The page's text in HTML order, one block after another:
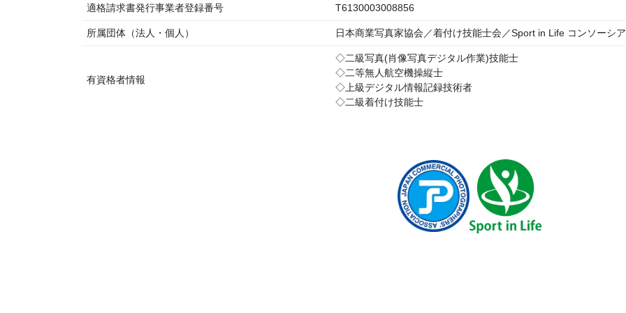
適格請求書発行事業者登録番号 T6130003008856
所属団体（法人・個人） 日本商業写真家協会／着付け技能士会／Sport in Life コンソーシ
有資格者情報
◇二級写真(肖像写真デジタル作業)技能士
◇二等無人航空機操縦士
◇上級デジタル情報記録技術者
◇二級着付け技能士